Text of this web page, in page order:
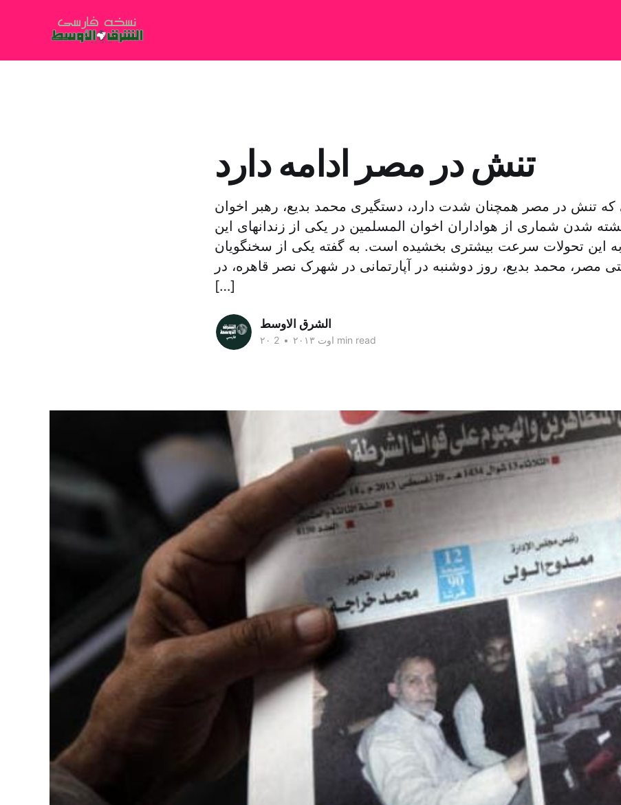
تنش در مصر ادامه دارد
که تنش در مصر همچنان شدت دارد، دستگیری محمد بدیع، رهبر اخوان
شدن شماری از هواداران اخوان المسلمین در یکی از زندانهای این
این تحولات سرعت بیشتری بخشیده است. به گفته یکی از سخنگویان
مصر، محمد بدیع، روز دوشنبه در آپارتمانی در شهرک نصر قاهره، در
[…]
الشرق الاوسط
۲۰ اوت ۲۰۱۳ • 2 min read